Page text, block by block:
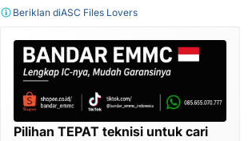
Beriklan diASC Files Lovers
Pilihan TEPAT teknisi untuk cari